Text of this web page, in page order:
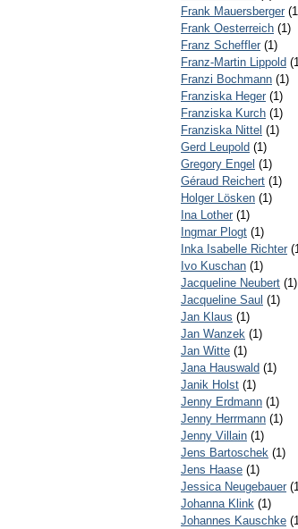
Frank Mauersberger
Frank Oesterreich (1)
Franz Scheffler (1)
Franz-Martin Lippold
Franzi Bochmann (1)
Franziska Heger (1)
Franziska Kurch (1)
Franziska Nittel (1)
Gerd Leupold (1)
Gregory Engel (1)
Géraud Reichert (1)
Holger Lösken (1)
Ina Lother (1)
Ingmar Plogt (1)
Inka Isabelle Richter
Ivo Kuschan (1)
Jacqueline Neubert (1)
Jacqueline Saul (1)
Jan Klaus (1)
Jan Wanzek (1)
Jan Witte (1)
Jana Hauswald (1)
Janik Holst (1)
Jenny Erdmann (1)
Jenny Herrmann (1)
Jenny Villain (1)
Jens Bartoschek (1)
Jens Haase (1)
Jessica Neugebauer
Johanna Klink (1)
Johannes Kauschke